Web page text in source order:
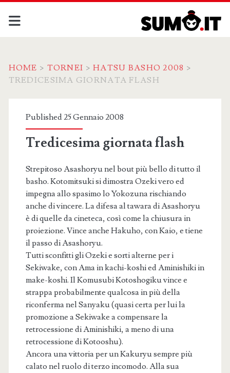
HOME > TORNEI >HATSU BASHO 2008 >
TREDICESIMA GIORNATA FLASH
Published 25 Gennaio 2008
Tredicesima giornata flash
Strepitoso Asashoryu nel bout più bello di tutto il
basho. Kotomitsuki si dimostra Ozeki vero ed
impegna allo spasimo lo Yokozuna rischiando
anche di vincere. La difesa al tawara di Asashoryu
è di quelle da cineteca, così come la chiusura in
proiezione. Vince anche Hakuho, con Kaio, e tiene
il passo di Asashoryu.
Tutti sconfitti gli Ozeki e sorti alterne per i
Sekiwake, con Ama in kachi-koshi ed Aminishiki in
make-koshi. Il Komusubi Kotoshogiku vince e
strappa probabilmente qualcosa in più della
riconferma nel Sanyaku (quasi certa per lui la
promozione a Sekiwake a compensare la
retrocessione di Aminishiki, a meno di una
retrocessione di Kotooshu).
Ancora una vittoria per un Kakuryu sempre più
calato nel ruolo di terzo incomodo. Alla sua